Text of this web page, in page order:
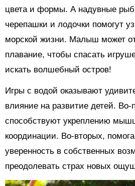
цвета и формы. А надувные
черепашки и лодочки помогут
морской жизни. Малыш может
плавание, чтобы спасать
искать волшебный остров!
Игры с водой оказывают
влияние на развитие детей. Во-
способствуют укреплению
координации. Во-вторых,
уверенность в собственных
преодолевать страх новых